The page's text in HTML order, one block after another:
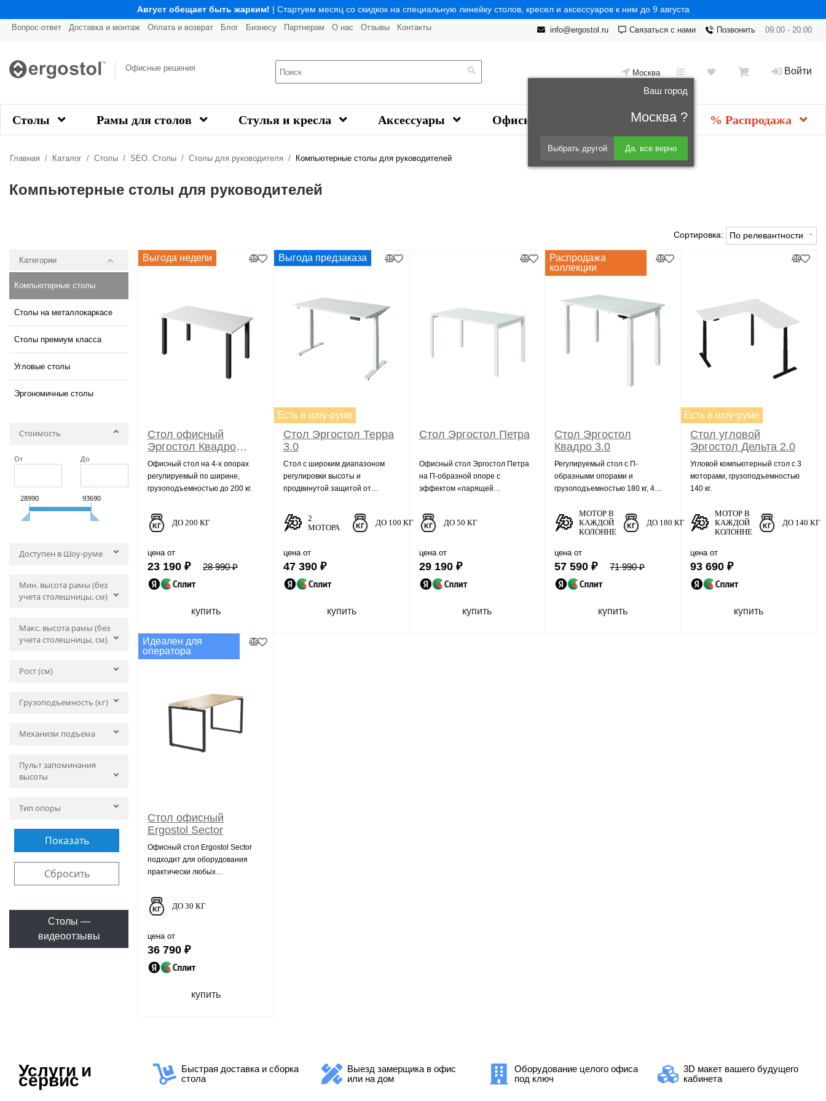
Август обещает быть жарким! | Стартуем месяц со скидкок на специальную линейку столов, кресел и аксессуаров к ним до 9 августа
Вопрос-ответ Доставка и монтаж Оплата и возврат Блог Бизнесу Партнерам О нас Отзывы Контакты 09:00 - 20:00
Позвонить
Связаться с нами
info@ergostol.ru
Офисные решения Москва
Ваш город
Москва ?
Выбрать другой Да, все верно
Войти
Столы Рамы для столов Стулья и кресла Аксессуары Офисная мебель Новинки % Распродажа
Главная Каталог Столы SEO. Столы Столы для руководителя Компьютерные столы для руководителей
Компьютерные столы для руководителей
Сортировка: По релевантности
Категории
Компьютерные столы
Столы на металлокаркасе
Столы премиум класса
Угловые столы
Эргономичные столы
Стоимость
От До
28990 93690
Доступен в Шоу-руме
Мин. высота рамы (без
учета столешницы, см)
Макс. высота рамы (без
учета столешницы, см)
Рост (см)
Грузоподъемность (кг)
Механизм подъема
Пульт запоминания
высоты
Тип опоры
Сбросить
Столы —
видеоотзывы
Выгода недели
Стол офисный
Эргостол Квадро
Фикс
Офисный стол на 4-х опорах
регулируемый по ширине,
грузоподъемностью до 200 кг.
ДО 200 КГ
цена от
23 190 ₽ 28 990 ₽
купить
Выгода предзаказа
Есть в шоу-руме
Стол Эргостол Терра
3.0
Стол с широким диапазоном
регулировки высоты и
продвинутой защитой от
до 100 кг.
2
МОТОРА
ДО 100 КГ
цена от
47 390 ₽
купить
Стол Эргостол Петра
Офисный стол Эргостол Петра
на П-образной опоре с
эффектом «парящей
Грузоподъёмность 50 кг.
ДО 50 КГ
цена от
29 190 ₽
купить
Распродажа
коллекции
Стол Эргостол
Квадро 3.0
Регулируемый стол с П-
образными опорами и
грузоподъемностью 180 кг, 4
профиляМОТОР В
КАЖДОЙ
КОЛОННЕ
ДО 180 КГ
цена от
57 590 ₽ 71 990 ₽
купить
Есть в шоу-руме
Стол угловой
Эргостол Дельта 2.0
Угловой компьютерный стол с 3
моторами, грузоподъемностью
140 кг.
МОТОР В
КАЖДОЙ
КОЛОННЕ
ДО 140 КГ
цена от
93 690 ₽
купить
Идеален для
оператора
Стол офисный
Ergostol Sector
Офисный стол Ergostol Sector
подходит для оборудования
практически любых
ДО 30 КГ
цена от
36 790 ₽
купить
Услуги и
сервис
Быстрая доставка и сборка
стола
Выезд замерщика в офис
или на дом
Оборудование целого офиса
под ключ
3D макет вашего будущего
кабинета